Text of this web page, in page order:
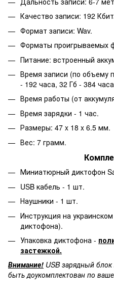
Качество записи: 192
Формат записи: Wav.
Форматы проигрываемых
Питание: встроенный
Время записи (по объему
- 192 часа, 32 Гб - 384
Время работы (от
Время зарядки - 1 час.
Размеры: 47 x 18 x 6.5 мм.
Вес: 7 грамм.
Миниатюрный диктофон
USB кабель - 1 шт.
Наушники - 1 шт.
Инструкция на
диктофона).
Упаковка диктофона -
застежкой.
Внимание! USB зарядный
быть доукомплектован по